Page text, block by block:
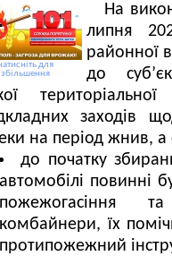
для
збільшення
На
липня
районної
до
заходів
на період жнив, а
до початку
автомобілі повинні
пожежогасіння
комбайнери, їх
протипожежний